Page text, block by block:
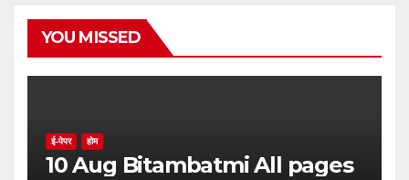
YOU MISSED
ई-पेपर होम
10 Aug Bitambatmi All pages